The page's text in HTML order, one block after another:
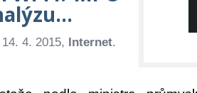
14. 4. 2015, Internet.